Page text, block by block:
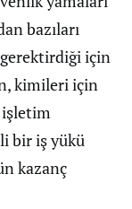
bazıları
gerektirdiği için
kimileri için
bir iş yükü
kazanç